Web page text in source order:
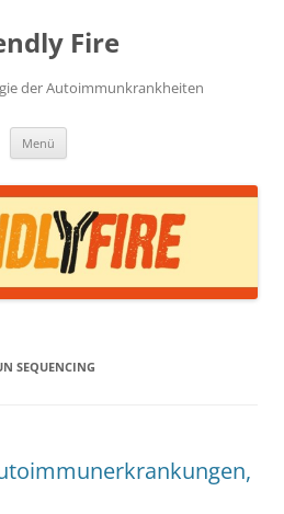
Fire
der Autoimmunkrankheiten
Menü
SEQUENCING